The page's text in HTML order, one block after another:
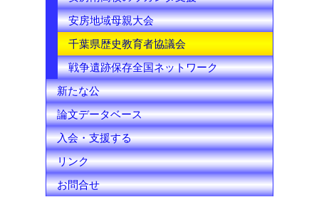
安房地域母親大会
千葉県歴史教育者協議会
戦争遺跡保存全国ネットワーク
新たな公
論文データベース
入会・支援する
リンク
お問合せ